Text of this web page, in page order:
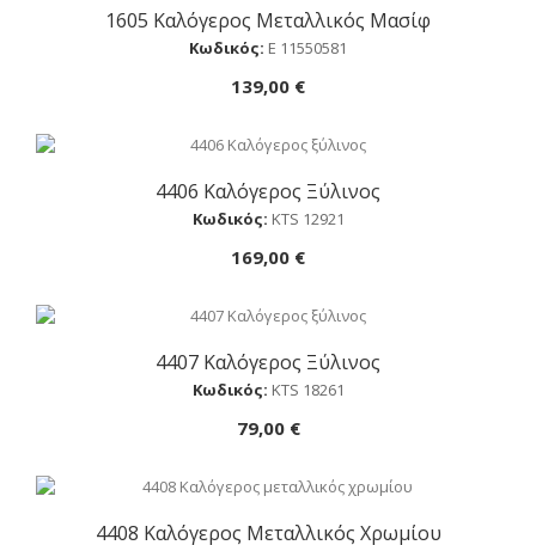
Αγορά
1605 Καλόγερος Μεταλλικός Μασίφ
Κωδικός: Ε 11550581
139,00 €
Αγορά
4406 Καλόγερος Ξύλινος
Κωδικός: ΚTS 12921
169,00 €
Αγορά
4407 Καλόγερος Ξύλινος
Κωδικός: ΚTS 18261
79,00 €
Αγορά
4408 Καλόγερος Μεταλλικός Χρωμίου